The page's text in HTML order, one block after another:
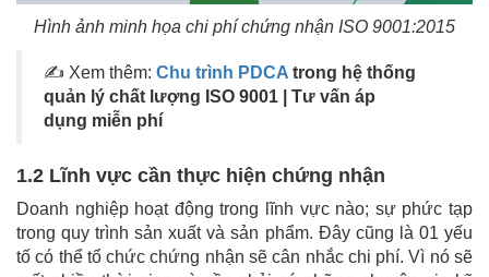
Hình ảnh minh họa chi phí chứng nhận ISO 9001:2015
✍ Xem thêm: Chu trình PDCA trong hệ thống
quản lý chất lượng ISO 9001 | Tư vấn áp
dụng miễn phí
1.2 Lĩnh vực cần thực hiện chứng nhận
Doanh nghiệp hoạt động trong lĩnh vực nào; sự phức tạp
trong quy trình sản xuất và sản phẩm. Đây cũng là 01 yếu
tố có thể tổ chức chứng nhận sẽ cân nhắc chi phí. Vì nó sẽ